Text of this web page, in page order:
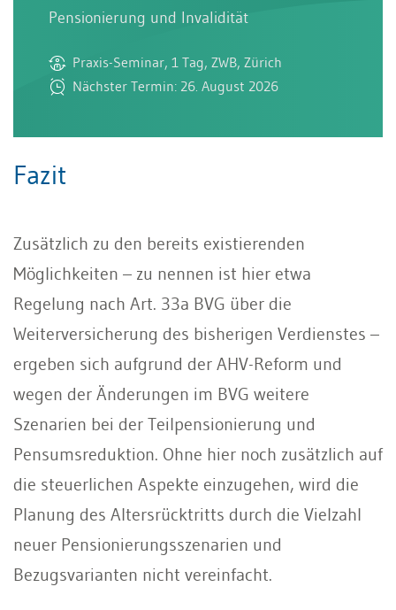
Pensionierung und Invalidität
Praxis-Seminar, 1 Tag, ZWB, Zürich
Nächster Termin: 26. August 2026
Fazit
Zusätzlich zu den bereits existierenden
Möglichkeiten – zu nennen ist hier etwa
Regelung nach Art. 33a BVG über die
Weiterversicherung des bisherigen Verdienstes –
ergeben sich aufgrund der AHV-Reform und
wegen der Änderungen im BVG weitere
Szenarien bei der Teilpensionierung und
Pensumsreduktion. Ohne hier noch zusätzlich auf
die steuerlichen Aspekte einzugehen, wird die
Planung des Altersrücktritts durch die Vielzahl
neuer Pensionierungsszenarien und
Bezugsvarianten nicht vereinfacht.